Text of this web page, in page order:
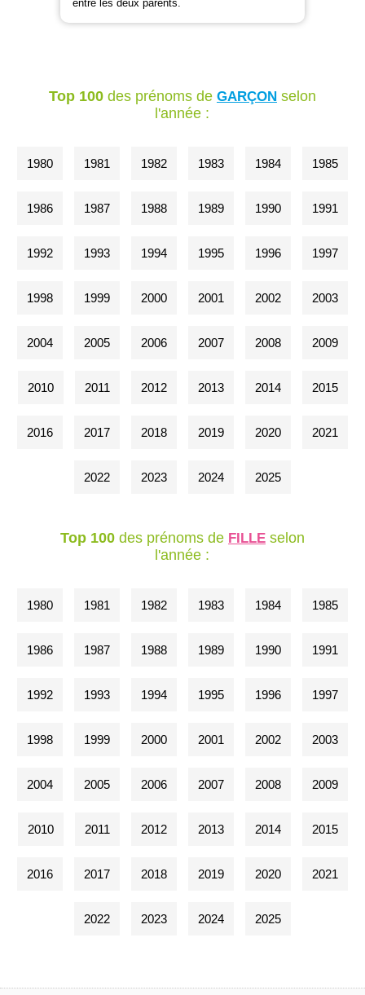
entre les deux parents.
Top 100des prénoms de GARÇONselon
l'année :
1980 1981 1982 1983 1984 1985
1986 1987 1988 1989 1990 1991
1992 1993 1994 1995 1996 1997
1998 1999 2000 2001 2002 2003
2004 2005 2006 2007 2008 2009
2010 2011 2012 2013 2014 2015
2016 2017 2018 2019 2020 2021
2022 2023 2024 2025
Top 100des prénoms de FILLEselon
l'année :
1980 1981 1982 1983 1984 1985
1986 1987 1988 1989 1990 1991
1992 1993 1994 1995 1996 1997
1998 1999 2000 2001 2002 2003
2004 2005 2006 2007 2008 2009
2010 2011 2012 2013 2014 2015
2016 2017 2018 2019 2020 2021
2022 2023 2024 2025